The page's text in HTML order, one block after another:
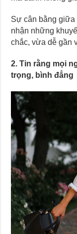
Sự cân bằng giữa
nhận những
chắc, vừa dễ gần
2. Tin rằng mọi
trọng, bình đẳng